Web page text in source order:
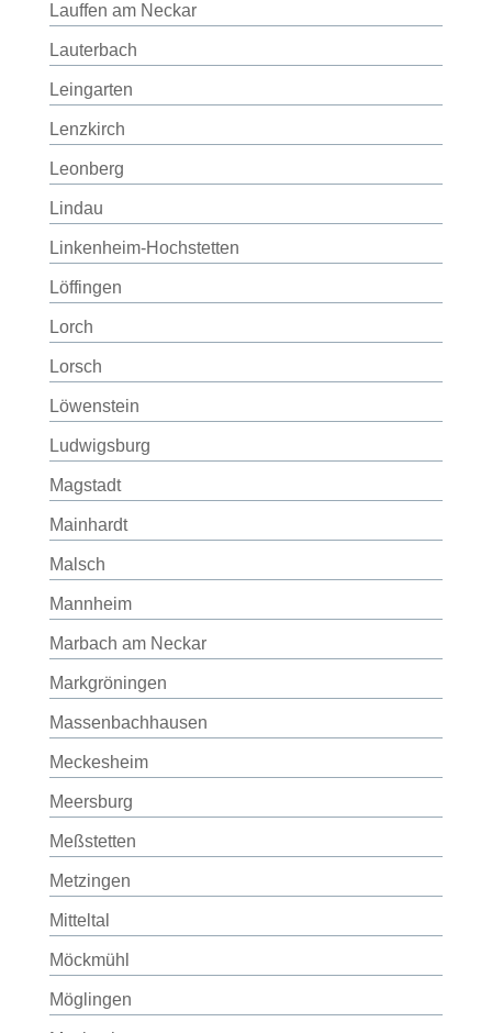
Lauffen am Neckar
Lauterbach
Leingarten
Lenzkirch
Leonberg
Lindau
Linkenheim-Hochstetten
Löffingen
Lorch
Lorsch
Löwenstein
Ludwigsburg
Magstadt
Mainhardt
Malsch
Mannheim
Marbach am Neckar
Markgröningen
Massenbachhausen
Meckesheim
Meersburg
Meßstetten
Metzingen
Mitteltal
Möckmühl
Möglingen